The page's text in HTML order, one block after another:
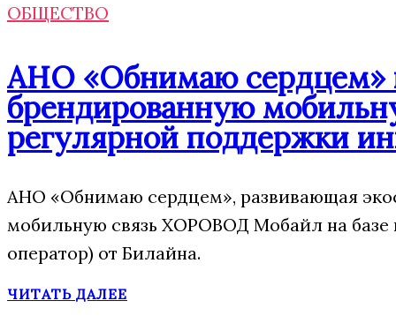
ОБЩЕСТВО
АНО «Обнимаю сердцем»
брендированную
регулярной поддержки
АНО «Обнимаю сердцем», развивающая
мобильную связь ХОРОВОД Мобайл на
оператор) от Билайна.
ЧИТАТЬ ДАЛЕЕ